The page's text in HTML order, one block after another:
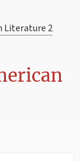
Literature 2